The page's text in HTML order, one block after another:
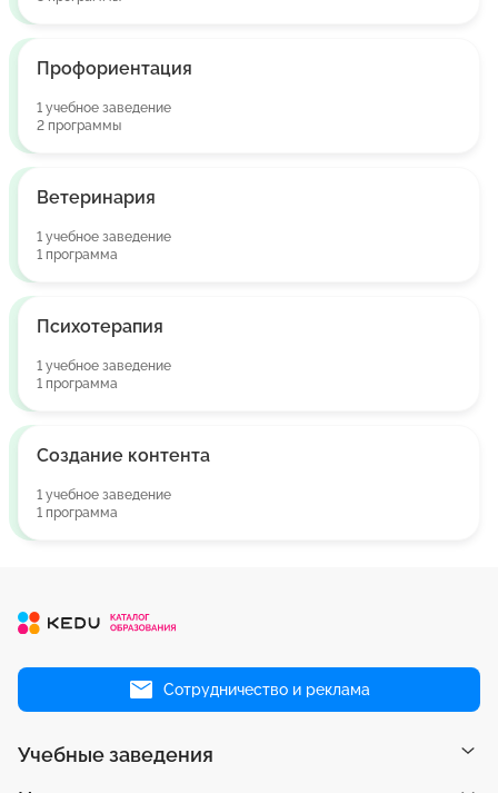
Профориентация
1 учебное заведение
2 программы
Ветеринария
1 учебное заведение
1 программа
Психотерапия
1 учебное заведение
1 программа
Создание контента
1 учебное заведение
1 программа
Сотрудничество и реклама
Учебные заведения